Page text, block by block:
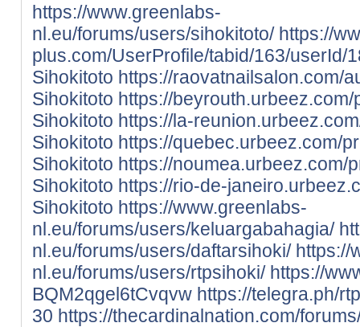
https://www.greenlabs-
nl.eu/forums/users/sihokitoto/ https://
plus.com/UserProfile/tabid/163/userId/
Sihokitoto https://raovatnailsalon.com/
Sihokitoto https://
Sihokitoto https://la-
Sihokitoto https://quebec.urbeez.com/
Sihokitoto https://noumea.urbeez.com/
Sihokitoto https://rio-de-
Sihokitoto https://www.greenlabs-
nl.eu/forums/users/keluargabahagia/
nl.eu/forums/users/daftarsihoki/ https://
nl.eu/forums/users/rtpsihoki/ https://
BQM2qgel6tCvqvw https://telegra.ph/
30 https://thecardinalnation.com/